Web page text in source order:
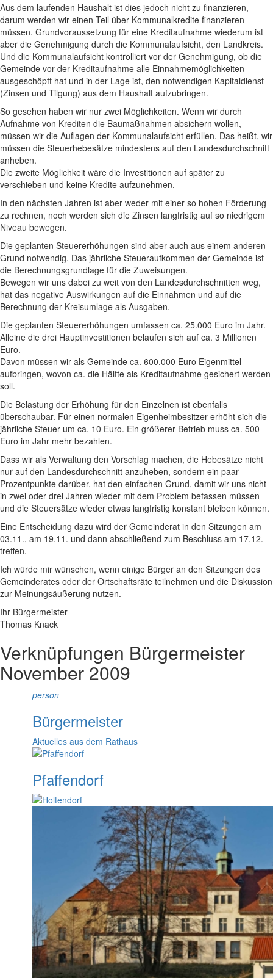
Aus dem laufenden Haushalt ist dies jedoch nicht zu finanzieren,
darum werden wir einen Teil über Kommunalkredite finanzieren
müssen. Grundvoraussetzung für eine Kreditaufnahme wiederum ist
aber die Genehmigung durch die Kommunalaufsicht, den Landkreis.
Und die Kommunalaufsicht kontrolliert vor der Genehmigung, ob die
Gemeinde vor der Kreditaufnahme alle Einnahmemöglichkeiten
ausgeschöpft hat und in der Lage ist, den notwendigen Kapitaldienst
(Zinsen und Tilgung) aus dem Haushalt aufzubringen.
So gesehen haben wir nur zwei Möglichkeiten. Wenn wir durch
Aufnahme von Krediten die Baumaßnahmen absichern wollen,
müssen wir die Auflagen der Kommunalaufsicht erfüllen. Das heißt, wir
müssen die Steuerhebesätze mindestens auf den Landesdurchschnitt
anheben.
Die zweite Möglichkeit wäre die Investitionen auf später zu
verschieben und keine Kredite aufzunehmen.
In den nächsten Jahren ist aber weder mit einer so hohen Förderung
zu rechnen, noch werden sich die Zinsen langfristig auf so niedrigem
Niveau bewegen.
Die geplanten Steuererhöhungen sind aber auch aus einem anderen
Grund notwendig. Das jährliche Steueraufkommen der Gemeinde ist
die Berechnungsgrundlage für die Zuweisungen.
Bewegen wir uns dabei zu weit von den Landesdurchschnitten weg,
hat das negative Auswirkungen auf die Einnahmen und auf die
Berechnung der Kreisumlage als Ausgaben.
Die geplanten Steuererhöhungen umfassen ca. 25.000 Euro im Jahr.
Alleine die drei Hauptinvestitionen belaufen sich auf ca. 3 Millionen
Euro.
Davon müssen wir als Gemeinde ca. 600.000 Euro Eigenmittel
aufbringen, wovon ca. die Hälfte als Kreditaufnahme gesichert werden
soll.
Die Belastung der Erhöhung für den Einzelnen ist ebenfalls
überschaubar. Für einen normalen Eigenheimbesitzer erhöht sich die
jährliche Steuer um ca. 10 Euro. Ein größerer Betrieb muss ca. 500
Euro im Jahr mehr bezahlen.
Dass wir als Verwaltung den Vorschlag machen, die Hebesätze nicht
nur auf den Landesdurchschnitt anzuheben, sondern ein paar
Prozentpunkte darüber, hat den einfachen Grund, damit wir uns nicht
in zwei oder drei Jahren wieder mit dem Problem befassen müssen
und die Steuersätze wieder etwas langfristig konstant bleiben können.
Eine Entscheidung dazu wird der Gemeinderat in den Sitzungen am
03.11., am 19.11. und dann abschließend zum Beschluss am 17.12.
treffen.
Ich würde mir wünschen, wenn einige Bürger an den Sitzungen des
Gemeinderates oder der Ortschaftsräte teilnehmen und die Diskussion
zur Meinungsäußerung nutzen.
Ihr Bürgermeister
Thomas Knack
Verknüpfungen Bürgermeister
November 2009
person
Bürgermeister
Aktuelles aus dem Rathaus
Pfaffendorf